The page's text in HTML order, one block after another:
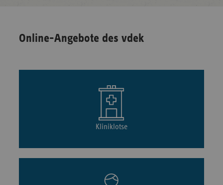
Online-Angebote des vdek
Kliniklotse